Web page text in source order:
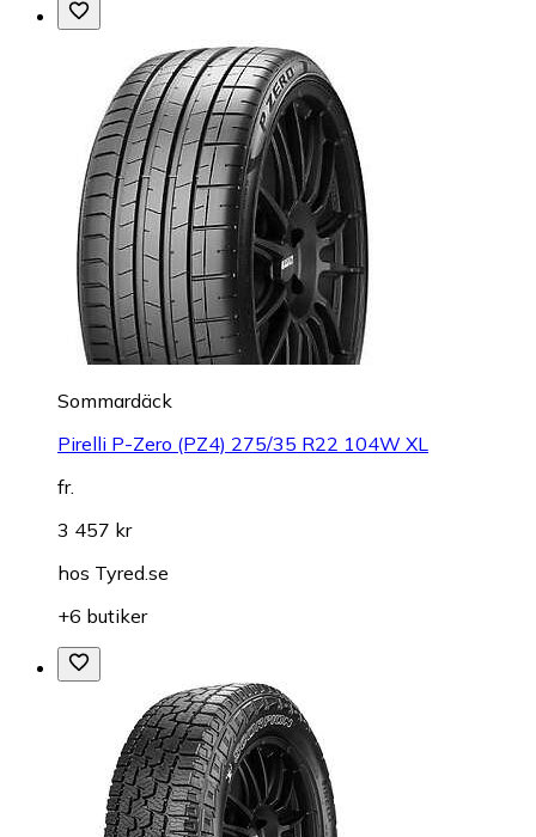
Sommardäck
Pirelli P-Zero (PZ4) 275/35 R22 104W XL
fr.
3 457 kr
hos Tyred.se
+6 butiker